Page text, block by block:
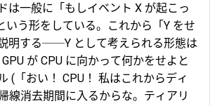
は一般に「もしイベント X が起こっ
いう形をしている。これから「Y をせ
明する──Y として考えられる形態は
が CPU に向かって何かをせよと
(「おい！ CPU！ 私はこれからディ
線消去期間に入るからな。ティアリ